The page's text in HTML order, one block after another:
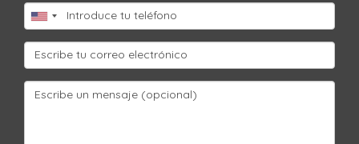
¿Qué es la eficiencia energética?
La eficiencia energética se refiere al uso óptimo de
energía para realizar tareas específicas sin
desperdiciar recursos innecesarios.